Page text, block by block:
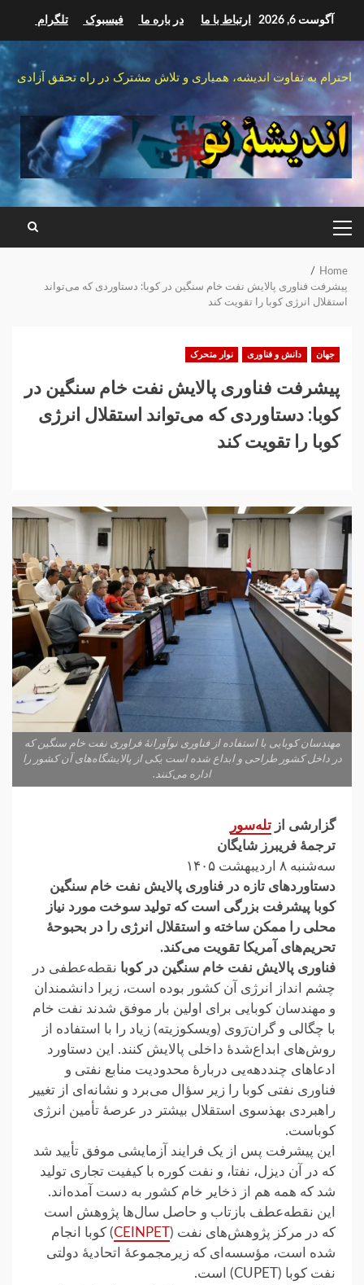
content
آگوست 6, 2026 ارتباط با ما در باره ما فیسبوک تلگرام
احترام به تفاوت اندیشه، همیاری و تلاش مشترک در راه تحقق آزادی
PRIMARY
MENU
Home
پیشرفت فناوری پالایش نفت خام سنگین در کوبا: دستاوردی که می‌تواند
استقلال انرژی کوبا را تقویت کند
جهان دانش و فناوری نوار متحرک
پیشرفت فناوری پالایش نفت خام سنگین در
کوبا: دستاوردی که می‌تواند استقلال انرژی
کوبا را تقویت کند
مهندسان کوبایی با استفاده از فناوری نوآورانه‌ٔ فراوری نفت خام سنگین که
در داخل کشور طراحی و ابداع شده است یکی از پالایشگاه‌های آن کشور را
اداره می‌کنند.
گزارشی از تله‌سور
ترجمهٔ فریبرز شایگان
سه‌شنبه ۸ اردیبهشت ۱۴۰۵
دستاوردهای تازه در فناوری پالایش نفت خام سنگین
کوبا پیشرفت بزرگی است که تولید سوخت مورد نیاز
محلی را ممکن ساخته و استقلال انرژی را در بحبوحهٔ
تحریم‌های آمریکا تقویت می‌کند.
فناوری پالایش نفت خام سنگین در کوبا نقطه‌عطفی در
چشم انداز انرژی آن کشور بوده است، زیرا دانشمندان
و مهندسان کوبایی برای اولین بار موفق شدند نفت خام
با چگالی و گران‌رَوی (ویسکوزیته) زیاد را با استفاده از
روش‌های ابداع‌شدهٔ داخلی پالایش کنند. این دستاورد
ادعاهای چند‌دهه‌یی دربارهٔ محدودیت منابع نفتی و
فناوری نفتی کوبا را زیر سؤال می‌برد و نشانه‌ای از تغییر
راهبردی بهذسوی استقلال بیشتر در عرصهٔ تأمین انرژی
کوباست.
این پیشرفت پس از یک فرایند آزمایشی موفق تأیید شد
که در آن دیزل، نفتا، و نفت کوره با کیفیت تجاری تولید
شد که همه هم از ذخایر خام کشور به دست آمده‌اند.
این نقطه‌عطف بازتاب و حاصل سال‌ها پژوهش است
که در مرکز پژوهش‌های نفت (CEINPET) کوبا انجام
شده است، مؤسسه‌ای که زیرمجموعهٔ اتحادیهٔ دولتی
نفت کوبا (CUPET) است.